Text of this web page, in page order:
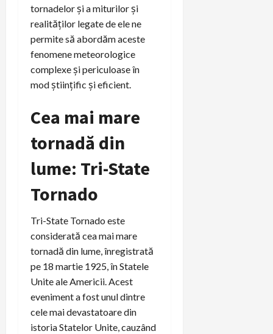
tornadelor și a miturilor și
realităților legate de ele ne
permite să abordăm aceste
fenomene meteorologice
complexe și periculoase în
mod științific și eficient.
Cea mai mare
tornadă din
lume: Tri-State
Tornado
Tri-State Tornado este
considerată cea mai mare
tornadă din lume, înregistrată
pe 18 martie 1925, în Statele
Unite ale Americii. Acest
eveniment a fost unul dintre
cele mai devastatoare din
istoria Statelor Unite, cauzând